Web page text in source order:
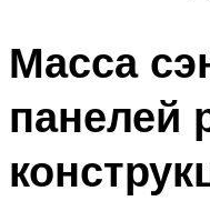
Масса
панелей